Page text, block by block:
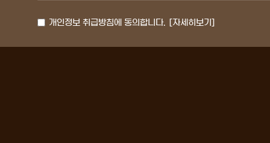
개인정보 취급방침에 동의합니다. [자세히보기]